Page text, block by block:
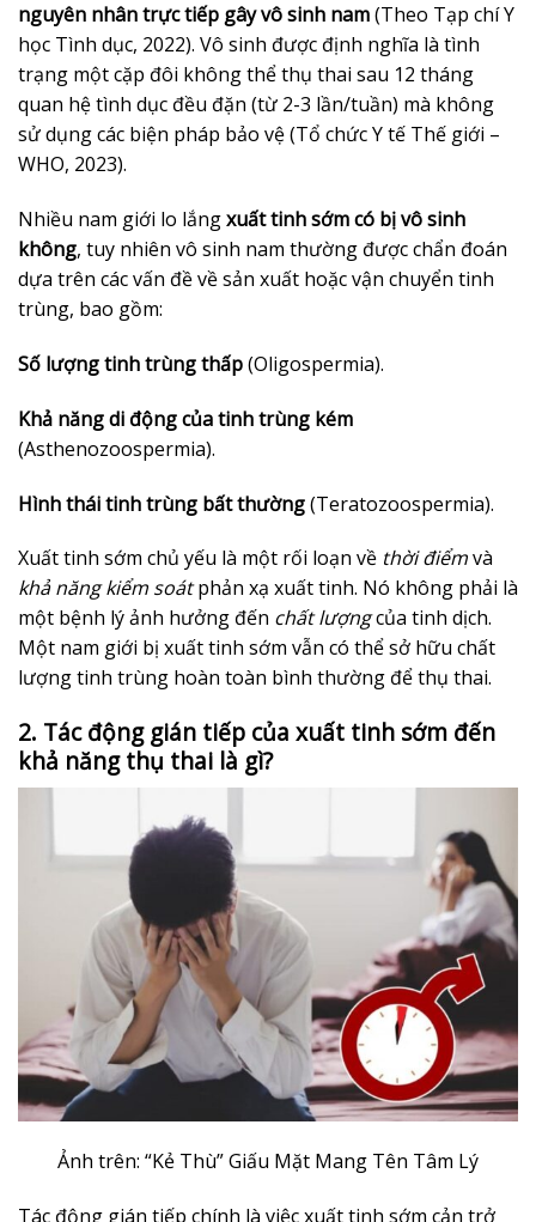
nguyên nhân trực tiếp gây vô sinh nam(Theo Tạp chí Y
học Tình dục, 2022). Vô sinh được định nghĩa là tình
trạng một cặp đôi không thể thụ thai sau 12 tháng
quan hệ tình dục đều đặn (từ 2-3 lần/tuần) mà không
sử dụng các biện pháp bảo vệ (Tổ chức Y tế Thế giới –
WHO, 2023).
Nhiều nam giới lo lắngxuất tinh sớm có bị vô sinh
không, tuy nhiên vô sinh nam thường được chẩn đoán
dựa trên các vấn đề về sản xuất hoặc vận chuyển tinh
trùng, bao gồm:
Số lượng tinh trùng thấp(Oligospermia).
Khả năng di động của tinh trùng kém
(Asthenozoospermia).
Hình thái tinh trùng bất thường(Teratozoospermia).
Xuất tinh sớm chủ yếu là một rối loạn về thời điểmvà
khả năng kiểm soátphản xạ xuất tinh. Nó không phải là
một bệnh lý ảnh hưởng đến chất lượngcủa tinh dịch.
Một nam giới bị xuất tinh sớm vẫn có thể sở hữu chất
lượng tinh trùng hoàn toàn bình thường để thụ thai.
2. Tác động gián tiếp của xuất tinh sớm đến
khả năng thụ thai là gì?
Ảnh trên: “Kẻ Thù” Giấu Mặt Mang Tên Tâm Lý
Tác động gián tiếp chính là việc xuất tinh sớm cản trở